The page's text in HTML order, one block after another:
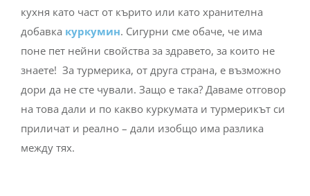
кухня като част от кърито или като хранителна
добавка куркумин. Сигурни сме обаче, че има
поне пет нейни свойства за здравето, за които не
знаете! За турмерика, от друга страна, е възможно
дори да не сте чували. Защо е така? Даваме отговор
на това дали и по какво куркумата и турмерикът си
приличат и реално – дали изобщо има разлика
между тях.